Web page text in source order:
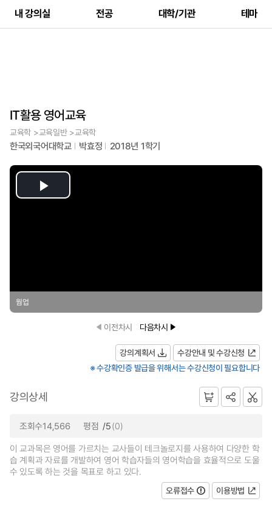
내 강의실 전공 대학/기관 테마
IT활용 영어교육
교육학 >교육일반 >교육학
한국외국어대학교 박효정 2018년 1학기
Play
웜업
이전차시 다음차시
강의계획서
수강안내 및 수강신청
※ 수강확인증 발급을 위해서는 수강신청이 필요합니다
강의상세
조회수14,566 평점 /5(0)
이 교과목은 영어를 가르치는 교사들이 테크놀로지를 사용하여 다양한 학
습 계획과 자료를 개발하여 영어 학습자들의 영어학습을 효율적으로 도울
수 있도록 하는 것을 목표로 하고 있다.
오류접수
이용방법